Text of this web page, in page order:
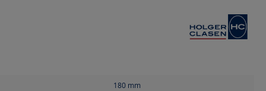
180 mm